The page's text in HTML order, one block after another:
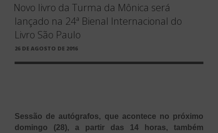
Novo livro da Turma da Mônica será
lançado na 24ª Bienal Internacional do
Livro São Paulo
PUBLICADO
26 DE AGOSTO DE 2016
Sessão de autógrafos, que acontece no próximo
domingo (28), a partir das 14 horas, também